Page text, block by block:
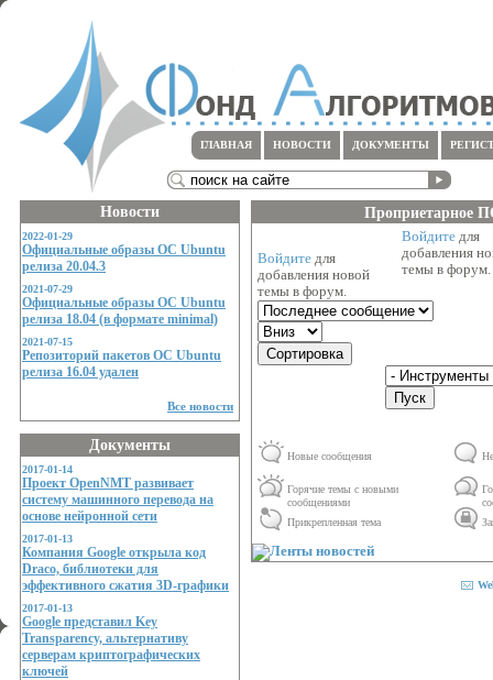
ДОКУМЕНТЫ
НОВОСТИ
ГЛАВНАЯ
Новости
2022-01-29
Официальные образы ОС Ubuntu
релиза 20.04.3
2021-07-29
Официальные образы ОС Ubuntu
релиза 18.04 (в формате minimal)
2021-07-15
Репозиторий пакетов ОС Ubuntu
релиза 16.04 удален
Все новости
Документы
2017-01-14
Проект OpenNMT развивает
систему машинного перевода на
основе нейронной сети
2017-01-13
Компания Google открыла код
Draco, библиотеки для
эффективного сжатия 3D-графики
2017-01-13
Google представил Key
Transparency, альтернативу
серверам криптографических
ключей
Проприетарное
Войдите для
добавления новой
темы в форум.
Войдите для
добавления
темы в форум.
Новые сообщения
Горячие темы с новыми
сообщениями
Прикрепленная тема